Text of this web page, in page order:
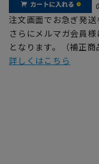
注文画面でお急ぎ発送
さらにメルマガ会員
となります。（補正商
詳しくはこちら